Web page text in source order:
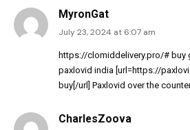
MyronGat
July 23, 2024 at 6:07 am
https://clomiddelivery.pro/# buy
paxlovid india [url=https://
buy[/url] Paxlovid over the
CharlesZoova